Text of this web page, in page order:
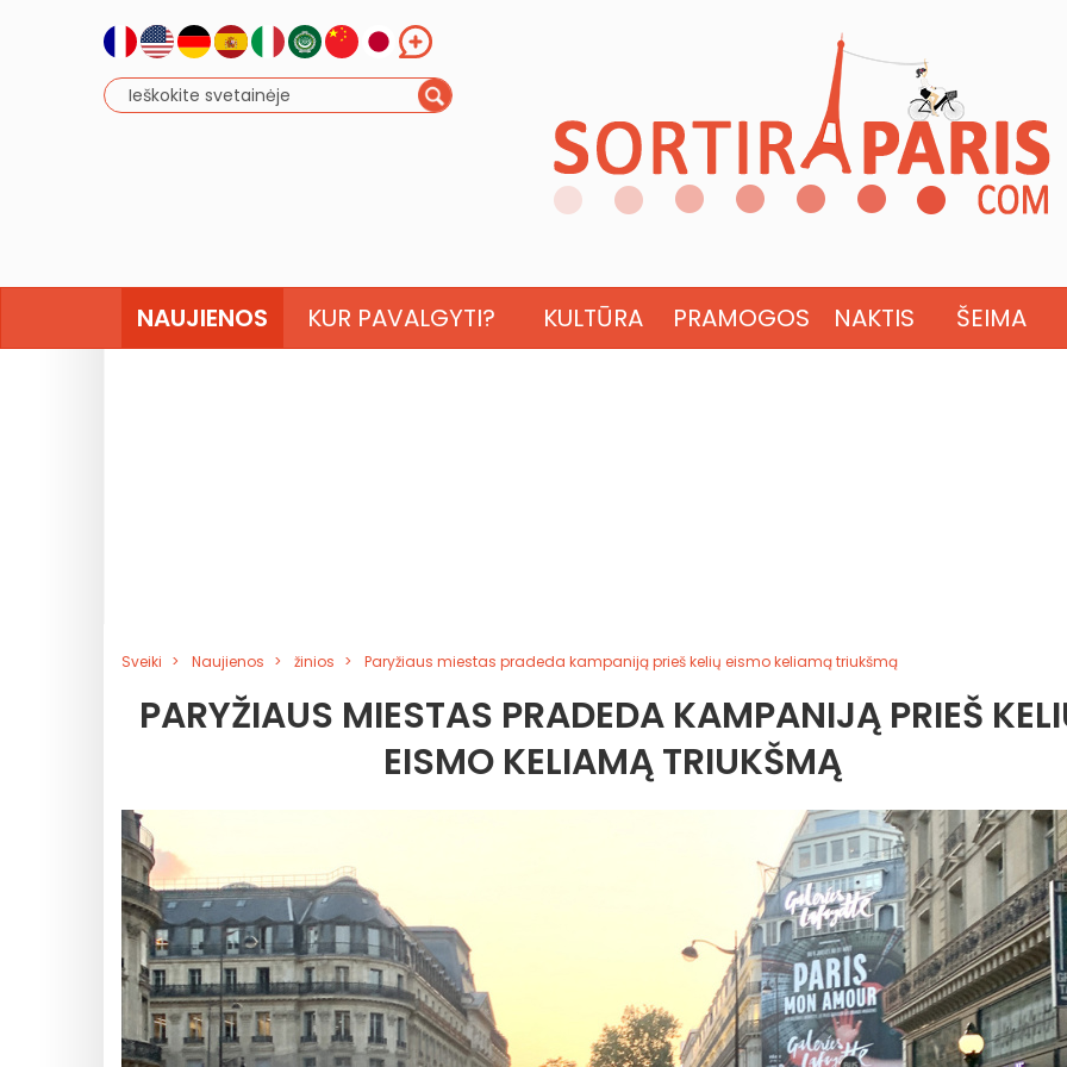
NAUJIENOS KUR PAVALGYTI? KULTŪRA PRAMOGOS NAKTIS ŠEIMA
Sveiki Naujienos žinios Paryžiaus miestas pradeda kampaniją prieš kelių eismo keliamą triukšmą
PARYŽIAUS MIESTAS PRADEDA KAMPANIJĄ PRIEŠ
EISMO KELIAMĄ TRIUKŠMĄ